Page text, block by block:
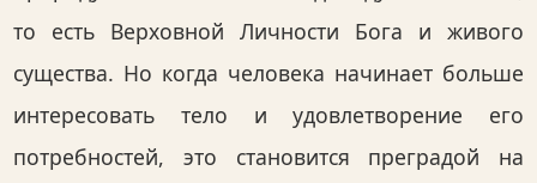
то есть Верховной Личности Бога и живого
существа. Но когда человека начинает больше
интересовать тело и удовлетворение его
потребностей, это становится преградой на